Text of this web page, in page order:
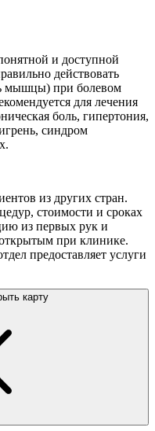
и доступной
действовать
мышцы) при болевом
для лечения
боль, гипертония,
синдром
из других стран.
стоимости и сроках
из первых рук и
при клинике.
предоставляет услуги
карту